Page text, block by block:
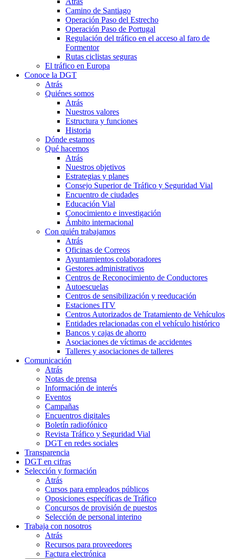
Camino de Santiago
Operación Paso del Estrecho
Operación Paso de Portugal
Regulación del tráfico en el acceso al faro de
Formentor
Rutas ciclistas seguras
El tráfico en Europa
Conoce la DGT
Atrás
Quiénes somos
Atrás
Nuestros valores
Estructura y funciones
Historia
Dónde estamos
Qué hacemos
Atrás
Nuestros objetivos
Estrategias y planes
Consejo Superior de Tráfico y Seguridad Vial
Encuentro de ciudades
Educación Vial
Conocimiento e investigación
Ámbito internacional
Con quién trabajamos
Atrás
Oficinas de Correos
Ayuntamientos colaboradores
Gestores administrativos
Centros de Reconocimiento de Conductores
Autoescuelas
Centros de sensibilización y reeducación
Estaciones ITV
Centros Autorizados de Tratamiento de Vehículos
Entidades relacionadas con el vehículo histórico
Bancos y cajas de ahorro
Asociaciones de víctimas de accidentes
Talleres y asociaciones de talleres
Comunicación
Atrás
Notas de prensa
Información de interés
Eventos
Campañas
Encuentros digitales
Boletín radiofónico
Revista Tráfico y Seguridad Vial
DGT en redes sociales
Transparencia
DGT en cifras
Selección y formación
Atrás
Cursos para empleados públicos
Oposiciones específicas de Tráfico
Concursos de provisión de puestos
Selección de personal interino
Trabaja con nosotros
Atrás
Recursos para proveedores
Factura electrónica